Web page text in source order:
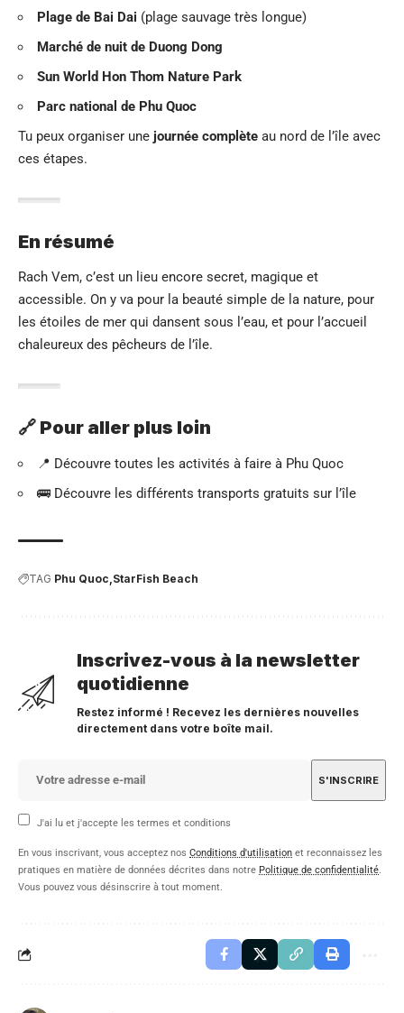
Plage de Bai Dai (plage sauvage très longue)
Marché de nuit de Duong Dong
Sun World Hon Thom Nature Park
Parc national de Phu Quoc
Tu peux organiser une journée complète au nord de l’île avec
ces étapes.
En résumé
Rach Vem, c’est un lieu encore secret, magique et
accessible. On y va pour la beauté simple de la nature, pour
les étoiles de mer qui dansent sous l’eau, et pour l’accueil
chaleureux des pêcheurs de l’île.
🔗 Pour aller plus loin
📍 Découvre toutes les activités à faire à Phu Quoc
🚌 Découvre les différents transports gratuits sur l’île
TAG Phu Quoc StarFish Beach
Inscrivez-vous à la newsletter
quotidienne
Restez informé ! Recevez les dernières nouvelles
directement dans votre boîte mail.
J'ai lu et j'accepte les termes et conditions
En vous inscrivant, vous acceptez nos Conditions d'utilisation et reconnaissez les
pratiques en matière de données décrites dans notre Politique de confidentialité.
Vous pouvez vous désinscrire à tout moment.